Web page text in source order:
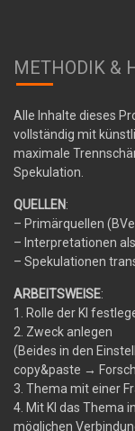
METHODIK &
Alle Inhalte dieses
vollständig mit
maximale
Spekulation.
QUELLEN:
– Primärquellen
– Interpretationen
– Spekulationen
ARBEITSWEISE:
1. Rolle der KI
2. Zweck anlegen
(Beides in den
copy&paste →
3. Thema mit einer
4. Mit KI das Thema
möglichen